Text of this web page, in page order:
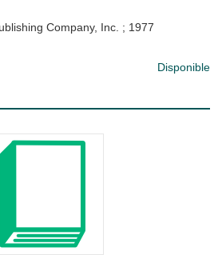
Company, Inc. ; 1977
Disponible